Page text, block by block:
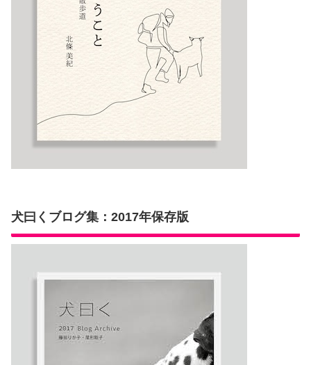
犬曰くブログ集：2017年保存版